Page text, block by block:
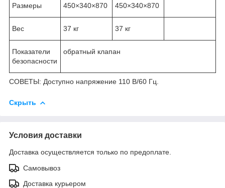
Размеры 450×340×870 450×340×870
Вес 37 кг 37 кг
Показатели
безопасности
обратный клапан
СОВЕТЫ: Доступно напряжение 110 В/60 Гц.
Скрыть
Условия доставки
Доставка осуществляется только по предоплате.
Самовывоз
Доставка курьером